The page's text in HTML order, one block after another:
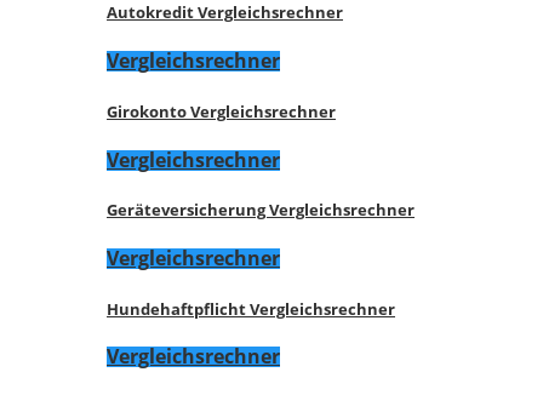
Autokredit Vergleichsrechner
Vergleichsrechner
Girokonto Vergleichsrechner
Vergleichsrechner
Geräteversicherung Vergleichsrechner
Vergleichsrechner
Hundehaftpflicht Vergleichsrechner
Vergleichsrechner